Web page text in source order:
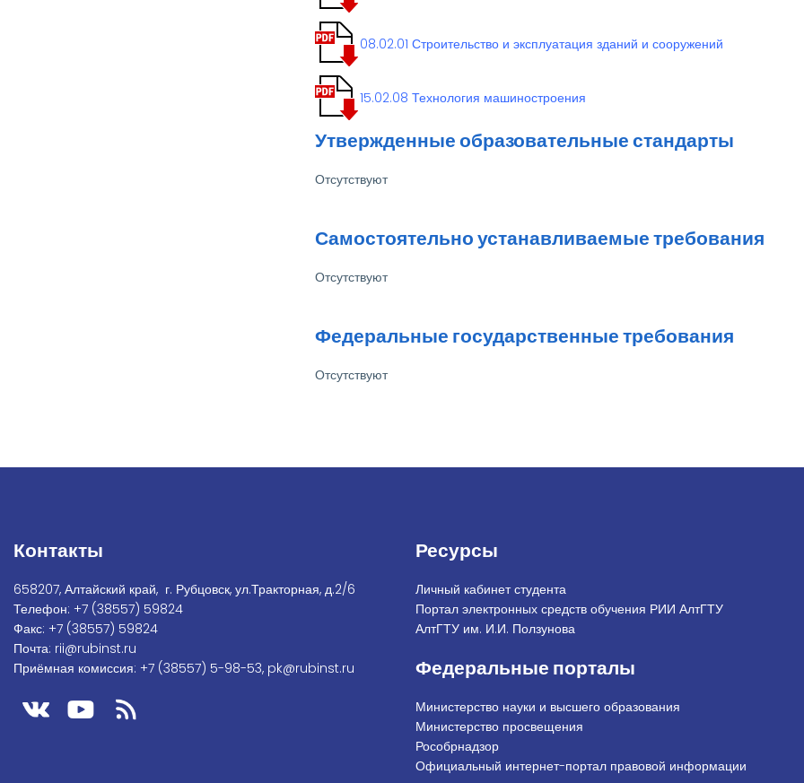
08.02.01 Строительство и эксплуатация зданий и сооружений
15.02.08 Технология машиностроения
Утвержденные образовательные стандарты
Отсутствуют
Самостоятельно устанавливаемые требования
Отсутствуют
Федеральные государственные требования
Отсутствуют
Контакты
658207, Алтайский край, г. Рубцовск, ул.Тракторная, д.2/6
Телефон: +7 (38557) 59824
Факс: +7 (38557) 59824
Почта: rii@rubinst.ru
Приёмная комиссия: +7 (38557) 5-98-53, pk@rubinst.ru
Ресурсы
Личный кабинет студента
Портал электронных средств обучения РИИ АлтГТУ
АлтГТУ им. И.И. Ползунова
Федеральные порталы
Министерство науки и высшего образования
Министерство просвещения
Рособрнадзор
Официальный интернет-портал правовой информации